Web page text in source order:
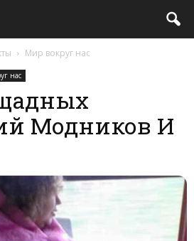
Мир вокруг нас
нас
Модников И